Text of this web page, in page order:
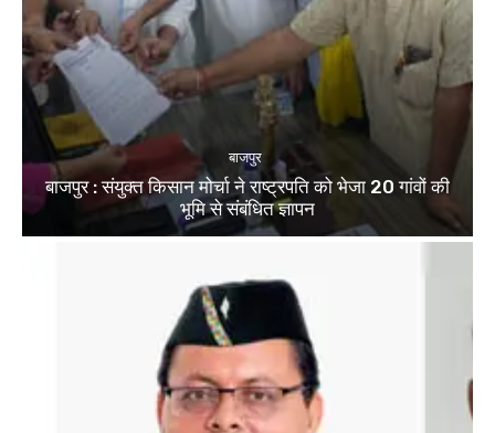
बाजपुर
बाजपुर : संयुक्त किसान मोर्चा ने राष्ट्रपति को भेजा 20 गांवों की
भूमि से संबंधित ज्ञापन